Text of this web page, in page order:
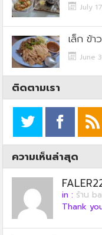
July
เล็ก ข้า
June
ติดตามเรา
ความเห็นล่าสุด
in : ร้าน
Thank